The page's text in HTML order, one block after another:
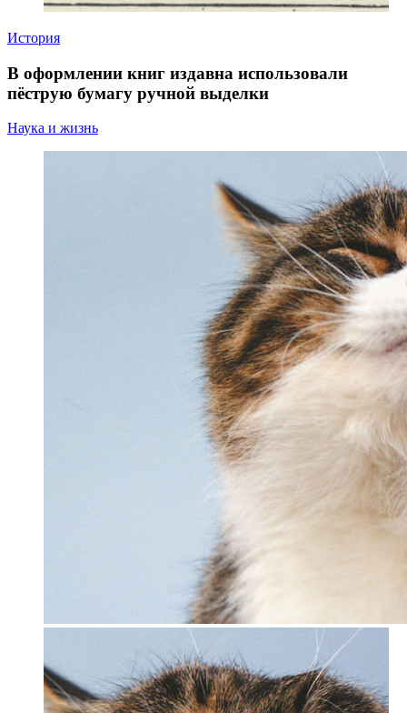
История
В оформлении книг издавна использовали
пёструю бумагу ручной выделки
Наука и жизнь